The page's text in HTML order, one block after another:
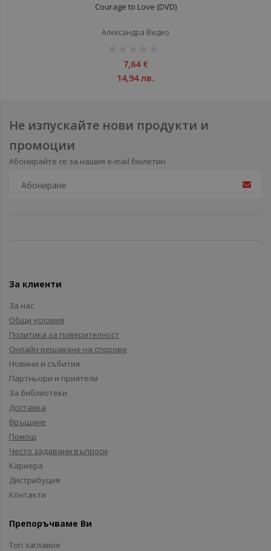
Courage to Love (DVD)
Александра Видео
7,64 €
14,94 лв.
Не изпускайте нови продукти и
промоции
Абонирайте се за нашия e-mail бюлетин
За клиенти
За нас
Общи условия
Политика за поверителност
Онлайн решаване на спорове
Новини и събития
Партньори и приятели
За библиотеки
Доставка
Връщане
Помощ
Често задавани въпроси
Кариера
Дистрибуция
Контакти
Препоръчваме Ви
Топ заглавия